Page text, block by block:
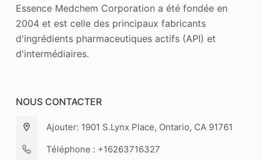
Essence Medchem Corporation a été fondée en
2004 et est celle des principaux fabricants
d'ingrédients pharmaceutiques actifs (API) et
d'intermédiaires.
NOUS CONTACTER
Ajouter: 1901 S.Lynx Place, Ontario, CA 91761
Téléphone : +16263716327